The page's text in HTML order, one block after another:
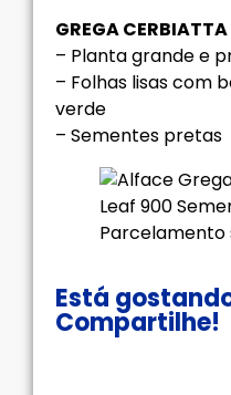
GREGA
– Planta grande e
– Folhas lisas com
verde
– Sementes pretas
Está
Compartilhe!